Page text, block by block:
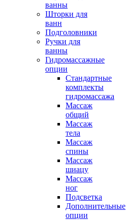
ванны
Шторки для
ванн
Подголовники
Ручки для
ванны
Гидромассажные
опции
Стандартные
комплекты
гидромассажа
Массаж
общий
Массаж
тела
Массаж
спины
Массаж
шиацу
Массаж
ног
Подсветка
Дополнительные
опции